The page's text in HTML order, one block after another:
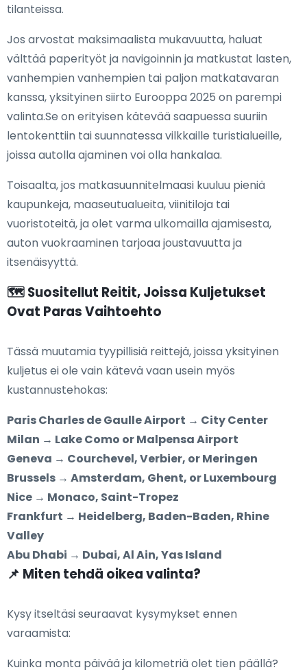
tilanteissa.
Jos arvostat maksimaalista mukavuutta, haluat
välttää paperityöt ja navigoinnin ja matkustat lasten,
vanhempien vanhempien tai paljon matkatavaran
kanssa, yksityinen siirto Eurooppa 2025 on parempi
valinta.Se on erityisen kätevää saapuessa suuriin
lentokenttiin tai suunnatessa vilkkaille turistialueille,
joissa autolla ajaminen voi olla hankalaa.
Toisaalta, jos matkasuunnitelmaasi kuuluu pieniä
kaupunkeja, maaseutualueita, viinitiloja tai
vuoristoteitä, ja olet varma ulkomailla ajamisesta,
auton vuokraaminen tarjoaa joustavuutta ja
itsenäisyyttä.
🗺️ Suositellut Reitit, Joissa Kuljetukset
Ovat Paras Vaihtoehto
Tässä muutamia tyypillisiä reittejä, joissa yksityinen
kuljetus ei ole vain kätevä vaan usein myös
kustannustehokas:
Paris Charles de Gaulle Airport → City Center
Milan → Lake Como or Malpensa Airport
Geneva → Courchevel, Verbier, or Meringen
Brussels → Amsterdam, Ghent, or Luxembourg
Nice → Monaco, Saint-Tropez
Frankfurt → Heidelberg, Baden-Baden, Rhine
Valley
Abu Dhabi → Dubai, Al Ain, Yas Island
📌 Miten tehdä oikea valinta?
Kysy itseltäsi seuraavat kysymykset ennen
varaamista:
Kuinka monta päivää ja kilometriä olet tien päällä?